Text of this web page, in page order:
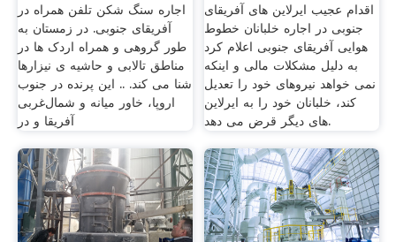
اجاره سنگ شکن تلفن همراه در
آفریقای جنوبی. در زمستان به
طور گروهی و همراه اردک ها در
مناطق تالابی و حاشیه ی نیزارها
شنا می کند. .. این پرنده در جنوب
اروپا، خاور میانه و شمال‌غربی
آفریقا و در
اقدام عجیب ایرلاین های آفریقای
جنوبی در اجاره خلبانان خطوط
هوایی آفریقای جنوبی اعلام کرد
به دلیل مشکلات مالی و اینکه
نمی خواهد نیروهای خود را تعدیل
کند، خلبانان خود را به ایرلاین
های دیگر قرض می دهد.